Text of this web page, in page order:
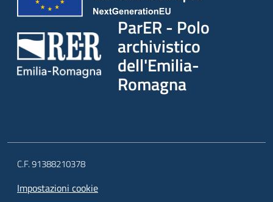
ParER - Polo
archivistico
dell'Emilia-
Romagna
C.F. 91388210378
Impostazioni cookie